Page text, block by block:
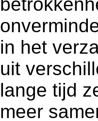
in het
uit
lange tijd
meer